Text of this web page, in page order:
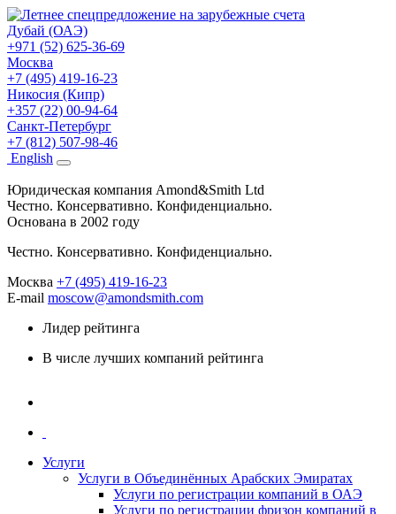
Дубай (ОАЭ)
+971 (52) 625-36-69
Москва
+7 (495) 419-16-23
Никосия (Кипр)
+357 (22) 00-94-64
Санкт-Петербург
+7 (812) 507-98-46
English
Юридическая компания Amond&Smith Ltd
Честно. Консервативно. Конфиденциально.
Основана в 2002 году
Честно. Консервативно. Конфиденциально.
Москва +7 (495) 419-16-23
E-mail moscow@amondsmith.com
Лидер рейтинга
В числе лучших компаний рейтинга
Услуги
Услуги в Объединённых Арабских Эмиратах
Услуги по регистрации компаний в ОАЭ
Услуги по регистрации фризон компаний в